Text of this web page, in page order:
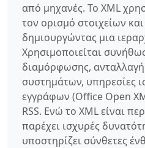
από μηχανές. Το XML
τον ορισμό στοιχείων
δημιουργώντας μια
Χρησιμοποιείται
διαμόρφωσης,
συστημάτων, υπηρεσίες
εγγράφων (Office Open
RSS. Ενώ το XML είναι
παρέχει ισχυρές
υποστηρίζει σύνθετες